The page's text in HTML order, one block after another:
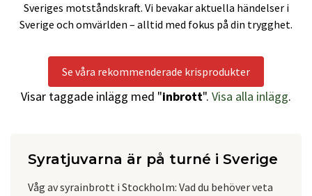
Sveriges motståndskraft. Vi bevakar aktuella händelser i
Sverige och omvärlden – alltid med fokus på din trygghet.
Se våra rekommenderade krisprodukter
Visar taggade inlägg med "inbrott". Visa alla inlägg.
Syratjuvarna är på turné i Sverige
Våg av syrainbrott i Stockholm: Vad du behöver veta